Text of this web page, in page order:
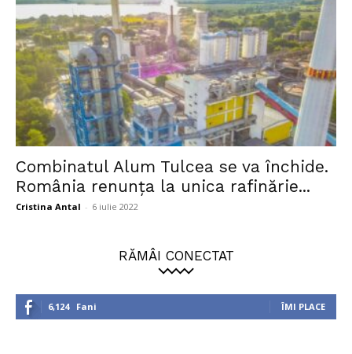
Combinatul Alum Tulcea se va închide.
România renunța la unica rafinărie...
Cristina Antal - 6 iulie 2022
RĂMÂI CONECTAT
6,124 Fani ÎMI PLACE